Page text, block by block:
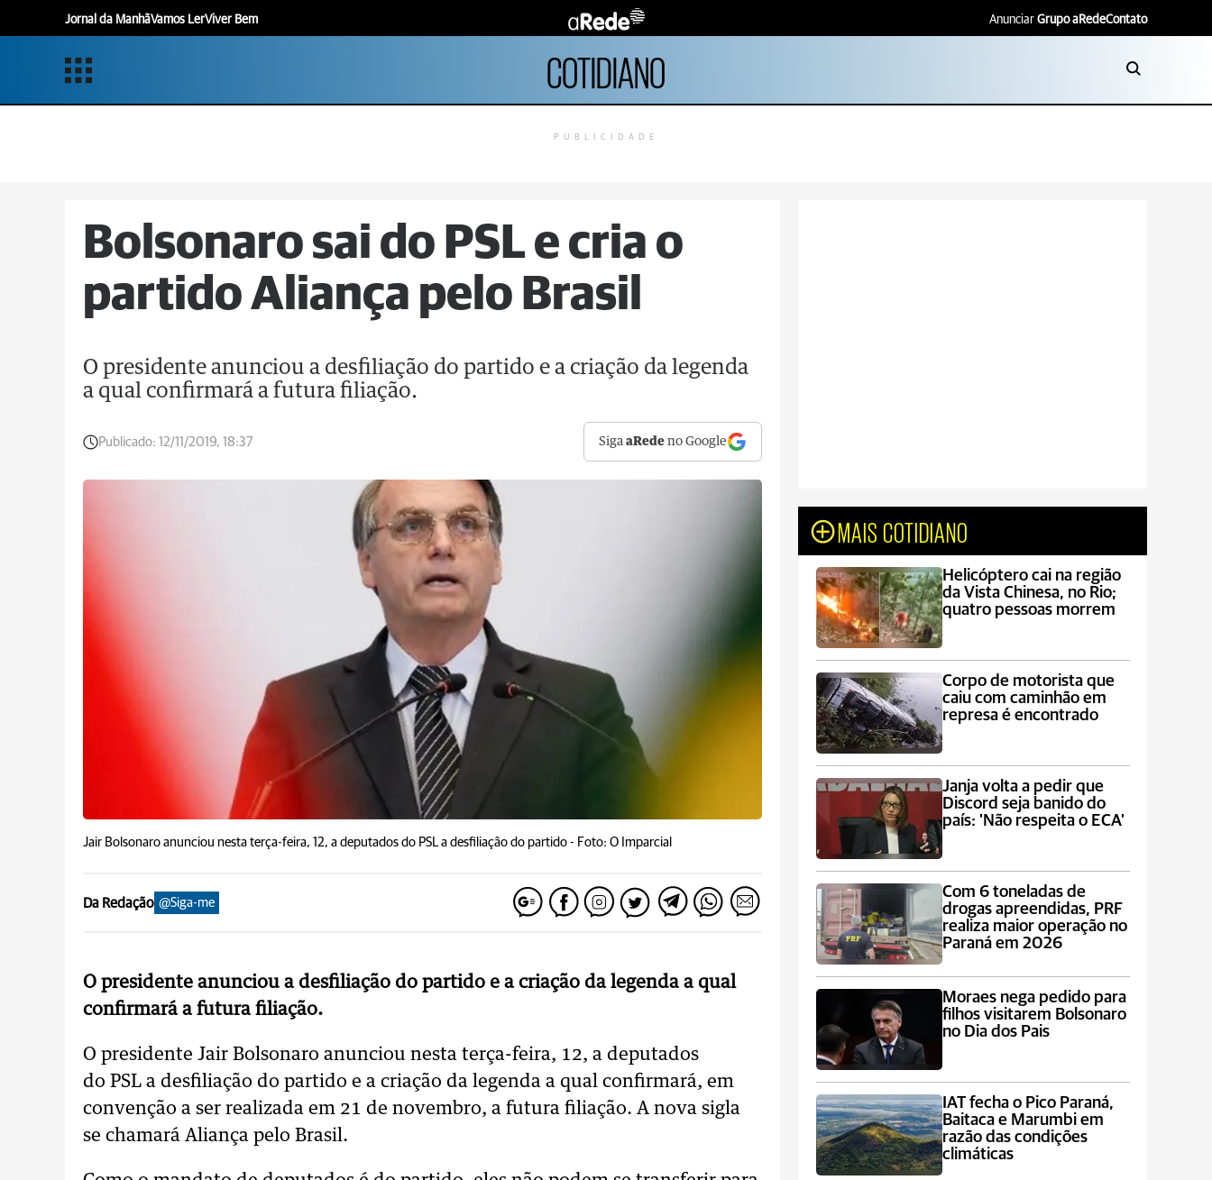
Jornal da ManhãVamos LerViver Bem Anunciar Grupo aRedeContato
COTIDIANO
PUBLICIDADE
Bolsonaro sai do PSL e cria o
partido Aliança pelo Brasil
O presidente anunciou a desfiliação do partido e a criação da legenda
a qual confirmará a futura filiação.
Publicado: 12/11/2019, 18:37 SigaaRede no Google
Jair Bolsonaro anunciou nesta terça-feira, 12, a deputados do PSL a desfiliação do partido - Foto: O Imparcial
Da Redação @Siga-me
O presidente anunciou a desfiliação do partido e a criação da legenda a qual
confirmará a futura filiação.
O presidente Jair Bolsonaro anunciou nesta terça-feira, 12, a deputados
do PSL a desfiliação do partido e a criação da legenda a qual confirmará, em
convenção a ser realizada em 21 de novembro, a futura filiação. A nova sigla
se chamará Aliança pelo Brasil.
MAIS COTIDIANO
Helicóptero cai na região
da Vista Chinesa, no Rio;
quatro pessoas morrem
Corpo de motorista que
caiu com caminhão em
represa é encontrado
Janja volta a pedir que
Discord seja banido do
país: 'Não respeita o ECA'
Com 6 toneladas de
drogas apreendidas, PRF
realiza maior operação no
Paraná em 2026
Moraes nega pedido para
filhos visitarem Bolsonaro
no Dia dos Pais
IAT fecha o Pico Paraná,
Baitaca e Marumbi em
razão das condições
climáticas